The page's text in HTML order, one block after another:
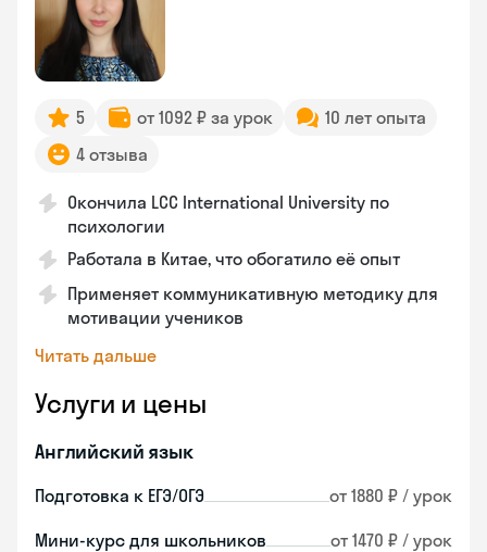
5 от 1092 ₽ за урок
10 лет опыта
4 отзыва
Окончила LCC International University по
психологии
Работала в Китае, что обогатило её опыт
Применяет коммуникативную методику для
мотивации учеников
Читать дальше
Услуги и цены
Английский язык
Подготовка к ЕГЭ/ОГЭ от 1880 ₽ / урок
Мини-курс для школьников от 1470 ₽ / урок